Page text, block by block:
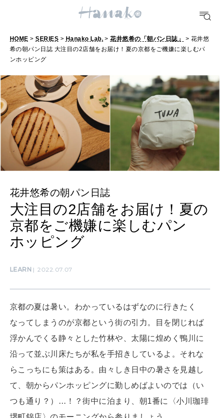
おいしい
TRAVEL
FORTUNE
明日のわたし
[12星座別] Weekly Holoscope
[12星座別] Monthly Love Holoscope
算命学がわかる今月のあなた
HEALTH
自分にやさしく
LEARN
知る、考える
わたしができること
自分を耕す
WORK&MONEY
いい人生って？
HOME >SERIES > Hanako Lab. >花井悠希の「朝パン日誌」
> 花井悠
希の朝パン日誌 大注目の2店舗をお届け！夏の京都をご機嫌に楽しむパ
ンホッピング
花井悠希の朝パン日誌
大注目の2店舗をお届け！夏の
京都をご機嫌に楽しむパン
ホッピング
LEARN 2022.07.07
京都の夏は暑い。わかっているはずなのに行きたく
なってしまうのが京都という街の引力。目を閉じれば
浮かんでくる静々とした竹林や、太陽に煌めく鴨川に
沿って並ぶ川床たちが私を手招きしているよ。それな
らこっちにも策はある。由々しき日中の暑さを見越し
て、朝からパンホッピングに勤しめばよいのでは（い
つも通り？）…！？街中に泊まり、朝1番に〈小川珈琲